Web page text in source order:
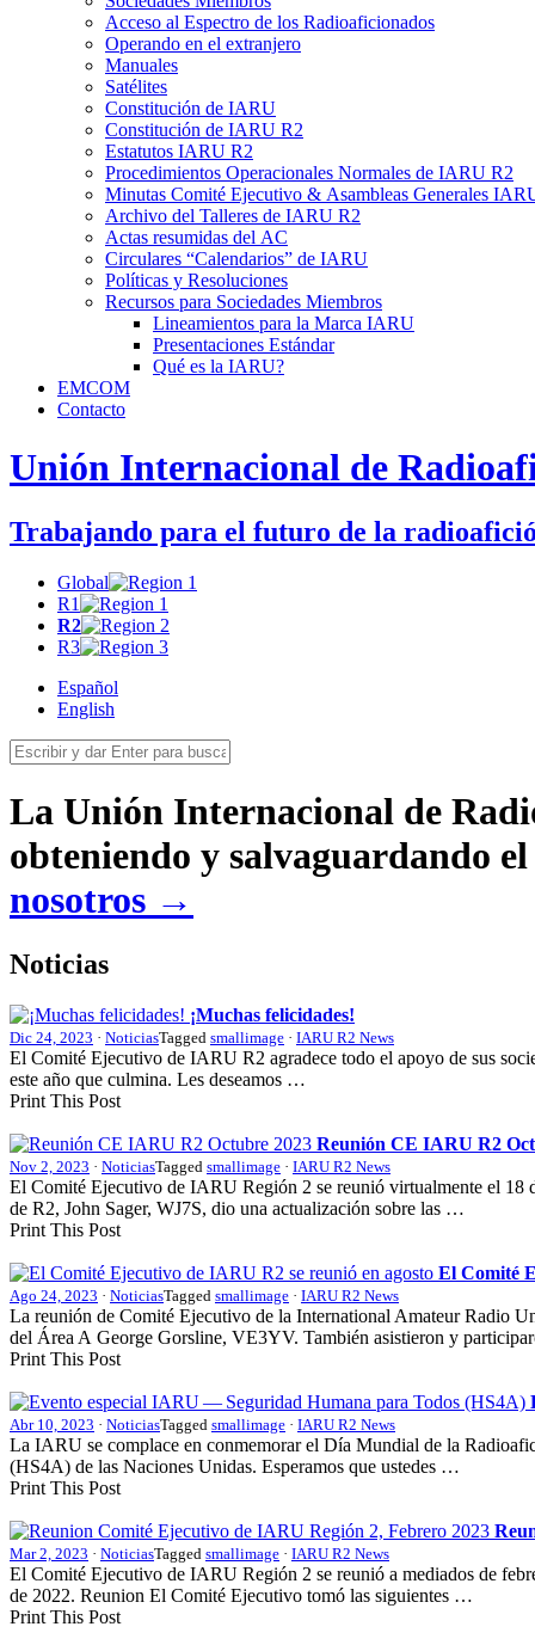
Acceso al Espectro de los Radioaficionados
Operando en el extranjero
Manuales
Satélites
Constitución de IARU
Constitución de IARU R2
Estatutos IARU R2
Procedimientos Operacionales Normales de IARU R2
Minutas Comité Ejecutivo & Asambleas Generales
Archivo del Talleres de IARU R2
Actas resumidas del AC
Circulares “Calendarios” de IARU
Políticas y Resoluciones
Recursos para Sociedades Miembros
Lineamientos para la Marca IARU
Presentaciones Estándar
Qué es la IARU?
EMCOM
Contacto
Unión Internacional de
Trabajando para el futuro de la
Global
R1
R2
R3
Español
English
La Unión Internacional de
obteniendo y salvaguardando
nosotros →
Noticias
¡Muchas felicidades!
Dic 24, 2023 · NoticiasTagged smallimage · IARU R2 News
El Comité Ejecutivo de IARU R2 agradece todo el apoyo de sus
este año que culmina. Les deseamos …
Print This Post
Reunión CE IARU R2
Nov 2, 2023 · NoticiasTagged smallimage · IARU R2 News
El Comité Ejecutivo de IARU Región 2 se reunió virtualmente el 18
de R2, John Sager, WJ7S, dio una actualización sobre las …
Print This Post
El Comité
Ago 24, 2023 · NoticiasTagged smallimage · IARU R2 News
La reunión de Comité Ejecutivo de la International Amateur Radio
del Área A George Gorsline, VE3YV. También asistieron y
Print This Post
Abr 10, 2023 · NoticiasTagged smallimage · IARU R2 News
La IARU se complace en conmemorar el Día Mundial de la
(HS4A) de las Naciones Unidas. Esperamos que ustedes …
Print This Post
Mar 2, 2023 · NoticiasTagged smallimage · IARU R2 News
El Comité Ejecutivo de IARU Región 2 se reunió a mediados de
de 2022. Reunion El Comité Ejecutivo tomó las siguientes …
Print This Post